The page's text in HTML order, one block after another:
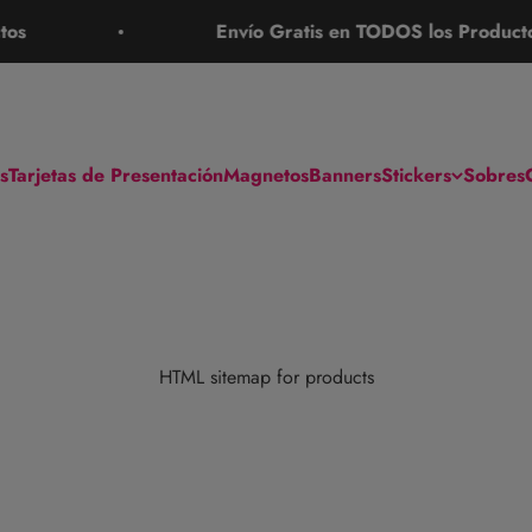
Envío Gratis en TODOS los Productos
Tarjetas de PresentaciónMagnetosBannersStickers Sobres
HTML sitemap for products